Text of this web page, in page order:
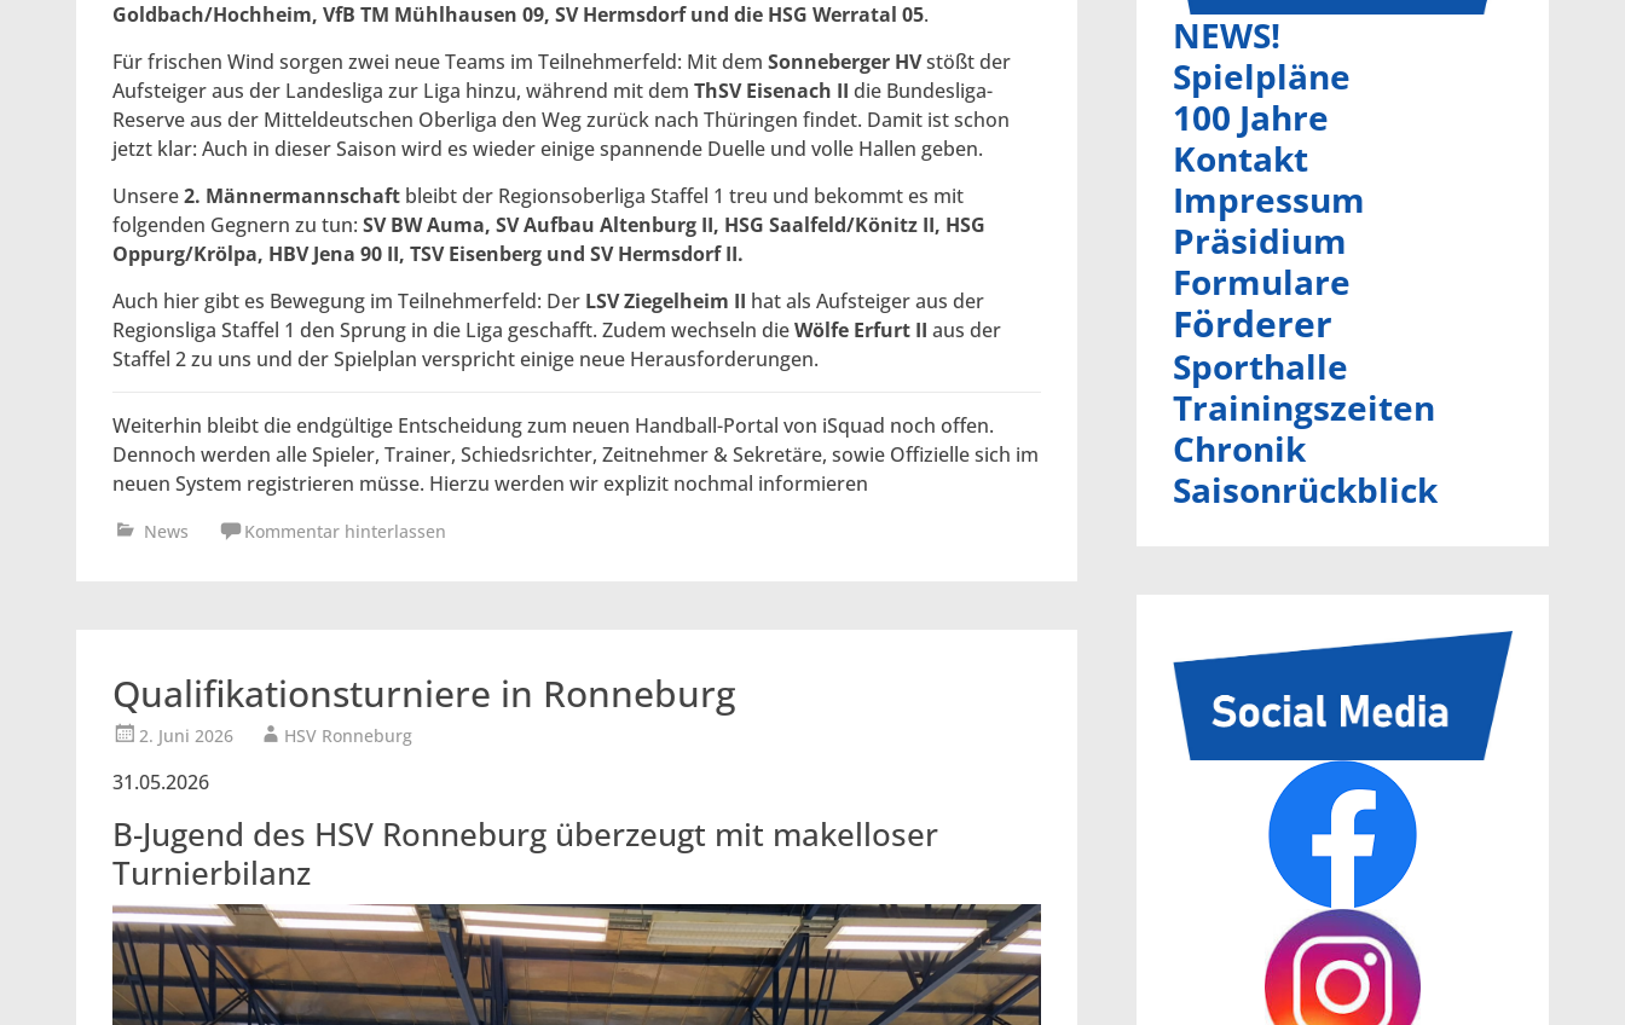
Goldbach/Hochheim, VfB TM Mühlhausen 09, SV Hermsdorf und die HSG Werratal 05.
Für frischen Wind sorgen zwei neue Teams im Teilnehmerfeld: Mit dem Sonneberger HVstößt der
Aufsteiger aus der Landesliga zur Liga hinzu, während mit dem ThSV Eisenach II die Bundesliga-
Reserve aus der Mitteldeutschen Oberliga den Weg zurück nach Thüringen findet. Damit ist schon
jetzt klar: Auch in dieser Saison wird es wieder einige spannende Duelle und volle Hallen geben.
Unsere2. Männermannschaft bleibt der Regionsoberliga Staffel 1 treu und bekommt es mit
folgenden Gegnern zu tun: SV BW Auma, SV Aufbau Altenburg II, HSG Saalfeld/Könitz II, HSG
Oppurg/Krölpa, HBV Jena 90 II, TSV Eisenberg und SV Hermsdorf II.
Auch hier gibt es Bewegung im Teilnehmerfeld: Der LSV Ziegelheim II hat als Aufsteiger aus der
Regionsliga Staffel 1 den Sprung in die Liga geschafft. Zudem wechseln dieWölfe Erfurt II aus der
Staffel 2 zu uns und der Spielplan verspricht einige neue Herausforderungen.
Weiterhin bleibt die endgültige Entscheidung zum neuen Handball-Portal von iSquad noch offen.
Dennoch werden alle Spieler, Trainer, Schiedsrichter, Zeitnehmer & Sekretäre, sowie Offizielle sich im
neuen System registrieren müsse. Hierzu werden wir explizit nochmal informieren
News Kommentar hinterlassen
Qualifikationsturniere in Ronneburg
2. Juni 2026 HSV Ronneburg
31.05.2026
B-Jugend des HSV Ronneburg überzeugt mit makelloser
Turnierbilanz
NEWS!
Spielpläne
100 Jahre
Kontakt
Impressum
Präsidium
Formulare
Förderer
Sporthalle
Trainingszeiten
Chronik
Saisonrückblick